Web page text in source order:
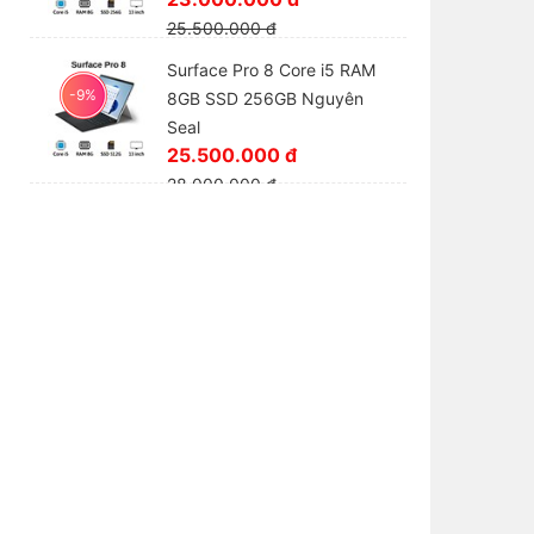
25.500.000 đ
-9%
Surface Pro 8 Core i5 RAM
8GB SSD 256GB Nguyên
Seal
25.500.000 đ
28.000.000 đ